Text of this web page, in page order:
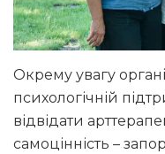
Окрему увагу
психологічній
відвідати
самоцінність –